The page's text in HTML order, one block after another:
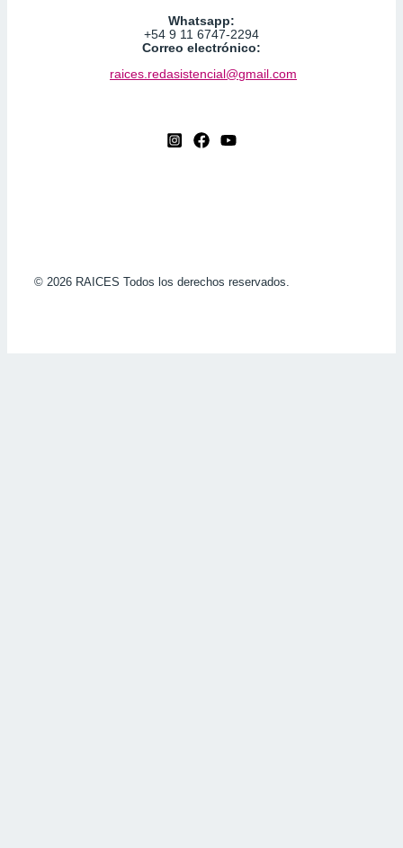
Whatsapp:
+54 9 11 6747-2294
Correo electrónico:
raices.redasistencial@gmail.com
© 2026 RAICES Todos los derechos reservados.